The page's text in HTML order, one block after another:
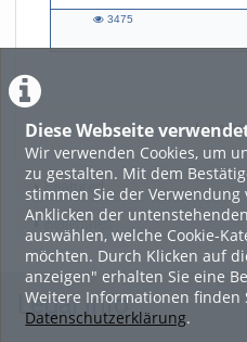
Diese Webseite
Wir verwenden Cookies, um
zu gestalten. Mit dem
stimmen Sie der Verwendung
Anklicken der
auswählen, welche Cookie-
möchten. Durch Klicken auf
anzeigen" erhalten Sie eine
Weitere Informationen finden
Datenschutzerklärung.
3475
Featured
Beliebtheit
Legal Info